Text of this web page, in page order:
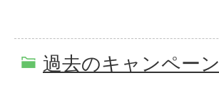
過去のキャンペーン